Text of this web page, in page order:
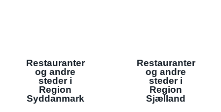
Restauranter
og andre
steder i
Region
Syddanmark
Restauranter
og andre
steder i
Region
Sjælland